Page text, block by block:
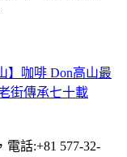
】咖啡 Don高山最
街傳承七十載
話:+81 577-32-